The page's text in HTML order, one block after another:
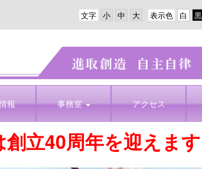
表示色
文字
報 事務室 アクセス
立40周年を迎えます